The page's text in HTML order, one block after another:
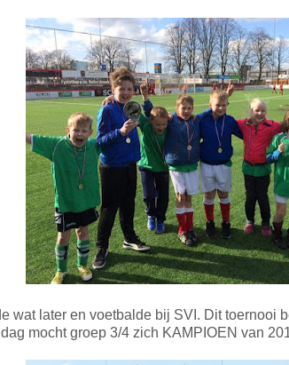
wat later en voetbalde bij SVI. Dit toernooi
mocht groep 3/4 zich KAMPIOEN van